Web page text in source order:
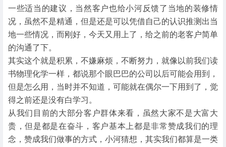
一些适当的建议，当然客户也给小河反馈了当地的装修情
况，虽然不是精通，但是还是可以凭借自己的认识推测出当
地一些情况，而刚好，今天又用上了，给之前的老客户简单
的沟通了下。
其实这个就是积累，不嫌麻烦，不断努力，就像以前我们读
书物理化学一样，都说那个眼巴巴的公司以后可能会用到，
但是怎么用，当时并不知道，可能就在偶尔一下用到了，觉
得之前还是没有白学习。
从我们目前的大部分客户群体来看，虽然大家不是大富大
贵，但是都是在奋斗，客户基本上都是非常赞成我们的理
念，赞成我们做事的方式，小河猜想，其实我们都算是一类